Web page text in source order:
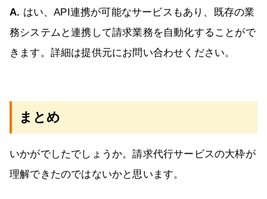
A. はい、API連携が可能なサービスもあり、既存の業
務システムと連携して請求業務を自動化することがで
きます。詳細は提供元にお問い合わせください。
まとめ
いかがでしたでしょうか。請求代行サービスの大枠が
理解できたのではないかと思います。